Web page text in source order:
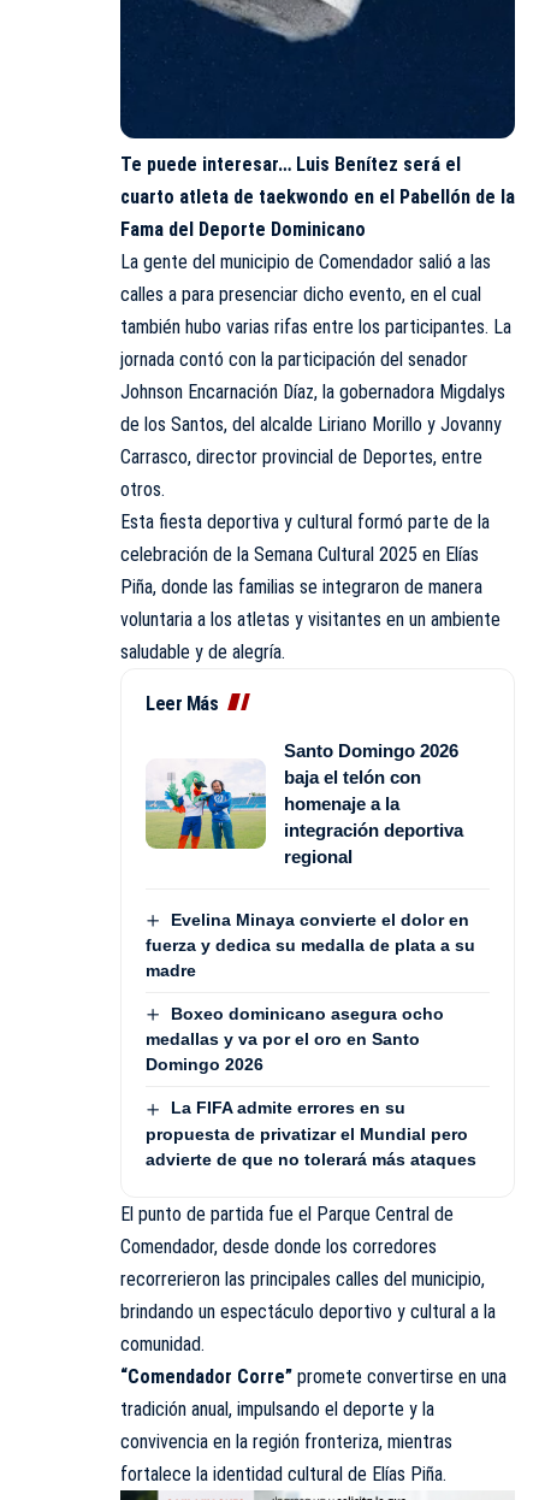
Te puede interesar… Luis Benítez será el
cuarto atleta de taekwondo en el Pabellón de la
Fama del Deporte Dominicano
La gente del municipio de Comendador salió a las
calles a para presenciar dicho evento, en el cual
también hubo varias rifas entre los participantes. La
jornada contó con la participación del senador
Johnson Encarnación Díaz, la gobernadora Migdalys
de los Santos, del alcalde Liriano Morillo y Jovanny
Carrasco, director provincial de Deportes, entre
otros.
Esta fiesta deportiva y cultural formó parte de la
celebración de la Semana Cultural 2025 en Elías
Piña, donde las familias se integraron de manera
voluntaria a los atletas y visitantes en un ambiente
saludable y de alegría.
Leer Más
Santo Domingo 2026
baja el telón con
homenaje a la
integración deportiva
regional
Evelina Minaya convierte el dolor en
fuerza y dedica su medalla de plata a su
madre
Boxeo dominicano asegura ocho
medallas y va por el oro en Santo
Domingo 2026
La FIFA admite errores en su
propuesta de privatizar el Mundial pero
advierte de que no tolerará más ataques
El punto de partida fue el Parque Central de
Comendador, desde donde los corredores
recorrerieron las principales calles del municipio,
brindando un espectáculo deportivo y cultural a la
comunidad.
“Comendador Corre” promete convertirse en una
tradición anual, impulsando el deporte y la
convivencia en la región fronteriza, mientras
fortalece la identidad cultural de Elías Piña.